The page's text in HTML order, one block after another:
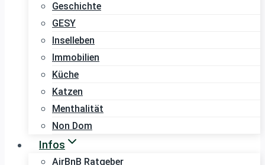
Geschichte
GESY
Inselleben
Immobilien
Küche
Katzen
Menthalität
Non Dom
Infos
AirBnB Ratgeber